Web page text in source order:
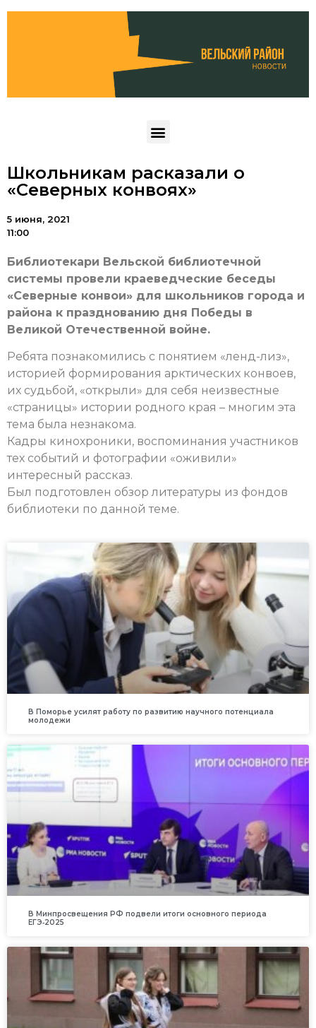
Школьникам расказали о
«Северных конвоях»
5 июня, 2021
11:00
Библиотекари Вельской библиотечной
системы провели краеведческие беседы
«Северные конвои» для школьников города и
района к празднованию дня Победы в
Великой Отечественной войне.
Ребята познакомились с понятием «ленд-лиз»,
историей формирования арктических конвоев,
их судьбой, «открыли» для себя неизвестные
«страницы» истории родного края – многим эта
тема была незнакома.
Кадры кинохроники, воспоминания участников
тех событий и фотографии «оживили»
интересный рассказ.
Был подготовлен обзор литературы из фондов
библиотеки по данной теме.
В Поморье усилят работу по развитию научного потенциала
молодежи
В Минпросвещения РФ подвели итоги основного периода
ЕГЭ‑2025